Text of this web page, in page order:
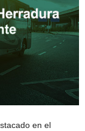
en el